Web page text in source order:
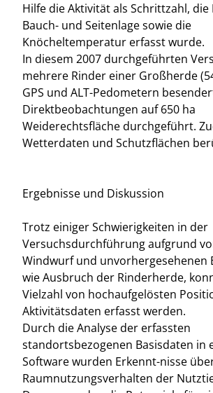
Hilfe die Aktivität als Schrittzahl, die
Bauch- und Seitenlage sowie die
Knöcheltemperatur erfasst wurde.
In diesem 2007 durchgeführten
mehrere Rinder einer Großherde
GPS und ALT-Pedometern
Direktbeobachtungen auf 650 ha
Weiderechtsfläche durchgeführt.
Wetterdaten und Schutzflächen
Ergebnisse und Diskussion
Trotz einiger Schwierigkeiten in der
Versuchsdurchführung aufgrund
Windwurf und unvorhergesehenen
wie Ausbruch der Rinderherde,
Vielzahl von hochaufgelösten
Aktivitätsdaten erfasst werden.
Durch die Analyse der erfassten
standortsbezogenen Basisdaten in
Software wurden Erkennt-nisse
Raumnutzungsverhalten der